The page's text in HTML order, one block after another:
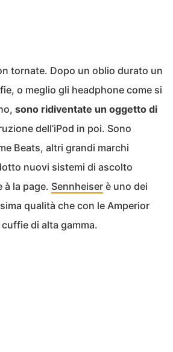
tornate. Dopo un oblio durato un
o meglio gli headphone come si
sono ridiventate un oggetto di
dell’iPod in poi. Sono
Beats, altri grandi marchi
nuovi sistemi di ascolto
la page. Sennheiser è uno dei
qualità che con le Amperior
di alta gamma.